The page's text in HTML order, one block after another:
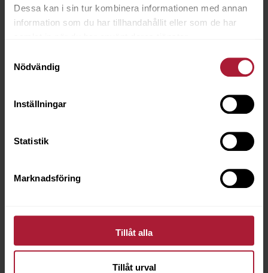
Dessa kan i sin tur kombinera informationen med annan
information som du har tillhandahållit eller som de har
Nödvändig
Inställningar
Statistik
Marknadsföring
Tillåt alla
Tillåt urval